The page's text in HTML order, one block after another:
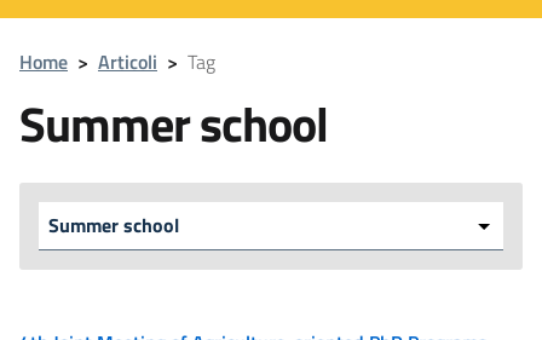
Home > Articoli > Tag
Summer school